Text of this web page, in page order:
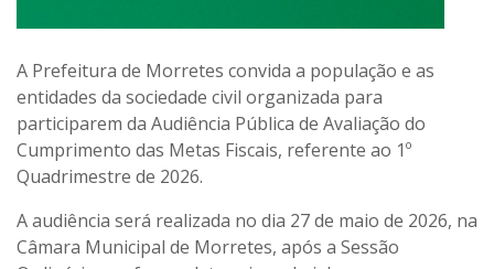
A Prefeitura de Morretes convida a população e as
entidades da sociedade civil organizada para
participarem da Audiência Pública de Avaliação do
Cumprimento das Metas Fiscais, referente ao 1º
Quadrimestre de 2026.
A audiência será realizada no dia 27 de maio de 2026, na
Câmara Municipal de Morretes, após a Sessão